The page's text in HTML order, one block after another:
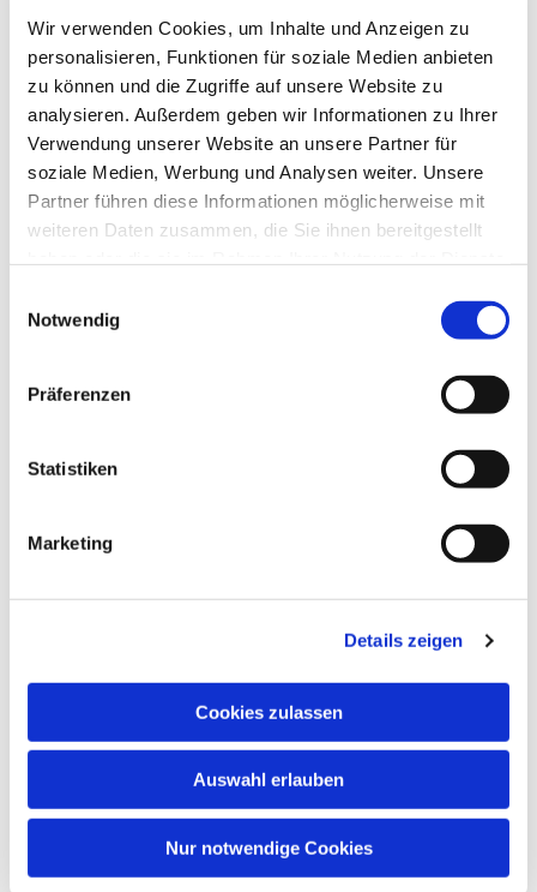
Wir verwenden Cookies, um Inhalte und Anzeigen zu
personalisieren, Funktionen für soziale Medien anbieten
zu können und die Zugriffe auf unsere Website zu
analysieren. Außerdem geben wir Informationen zu Ihrer
Verwendung unserer Website an unsere Partner für
soziale Medien, Werbung und Analysen weiter. Unsere
Partner führen diese Informationen möglicherweise mit
weiteren Daten zusammen, die Sie ihnen bereitgestellt
Notwendig
Präferenzen
Statistiken
Marketing
Details zeigen
Cookies zulassen
Auswahl erlauben
Nur notwendige Cookies
Mehr erfahren
Prävention